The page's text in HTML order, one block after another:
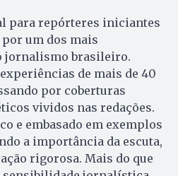
para repórteres iniciantes
um dos mais
jornalismo brasileiro.
de mais de 40
por coberturas
vividos nas redações.
e embasado em exemplos
a importância da escuta,
rigorosa. Mais do que